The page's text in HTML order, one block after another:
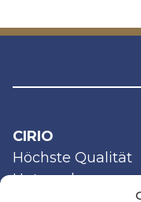
CIRIO
Höchste Qualität
Unternehmen